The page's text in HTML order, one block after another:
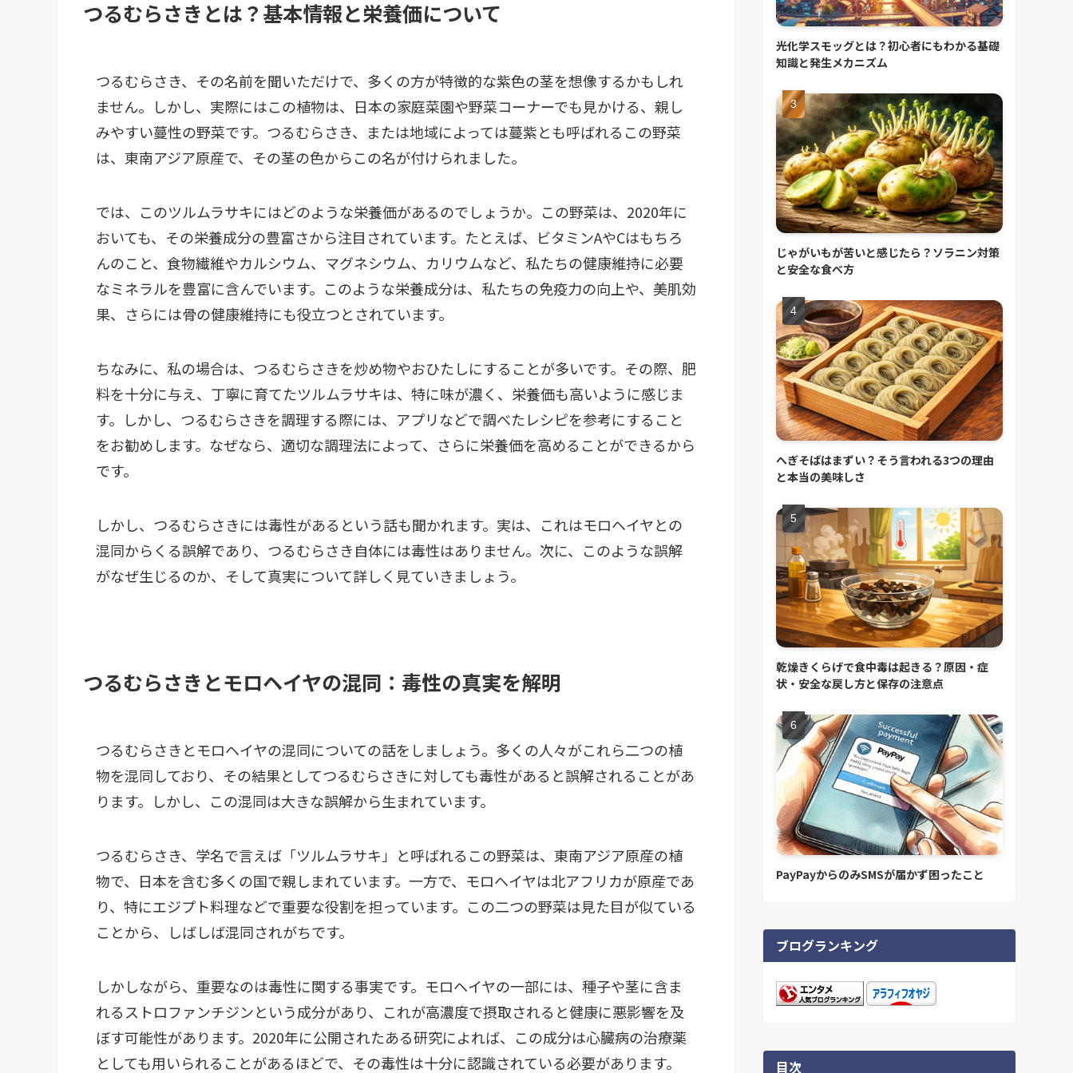
つるむらさきとは？基本情報と栄養価について
つるむらさき、その名前を聞いただけで、多くの方が特徴的な紫色の茎を想像するかもしれ
ません。しかし、実際にはこの植物は、日本の家庭菜園や野菜コーナーでも見かける、親し
みやすい蔓性の野菜です。つるむらさき、または地域によっては蔓紫とも呼ばれるこの野菜
は、東南アジア原産で、その茎の色からこの名が付けられました。
では、このツルムラサキにはどのような栄養価があるのでしょうか。この野菜は、2020年に
おいても、その栄養成分の豊富さから注目されています。たとえば、ビタミンAやCはもちろ
んのこと、食物繊維やカルシウム、マグネシウム、カリウムなど、私たちの健康維持に必要
なミネラルを豊富に含んでいます。このような栄養成分は、私たちの免疫力の向上や、美肌効
果、さらには骨の健康維持にも役立つとされています。
ちなみに、私の場合は、つるむらさきを炒め物やおひたしにすることが多いです。その際、肥
料を十分に与え、丁寧に育てたツルムラサキは、特に味が濃く、栄養価も高いように感じま
す。しかし、つるむらさきを調理する際には、アプリなどで調べたレシピを参考にすること
をお勧めします。なぜなら、適切な調理法によって、さらに栄養価を高めることができるから
です。
しかし、つるむらさきには毒性があるという話も聞かれます。実は、これはモロヘイヤとの
混同からくる誤解であり、つるむらさき自体には毒性はありません。次に、このような誤解
がなぜ生じるのか、そして真実について詳しく見ていきましょう。
つるむらさきとモロヘイヤの混同：毒性の真実を解明
つるむらさきとモロヘイヤの混同についての話をしましょう。多くの人々がこれら二つの植
物を混同しており、その結果としてつるむらさきに対しても毒性があると誤解されることがあ
ります。しかし、この混同は大きな誤解から生まれています。
つるむらさき、学名で言えば「ツルムラサキ」と呼ばれるこの野菜は、東南アジア原産の植
物で、日本を含む多くの国で親しまれています。一方で、モロヘイヤは北アフリカが原産であ
り、特にエジプト料理などで重要な役割を担っています。この二つの野菜は見た目が似ている
ことから、しばしば混同されがちです。
しかしながら、重要なのは毒性に関する事実です。モロヘイヤの一部には、種子や茎に含ま
れるストロファンチジンという成分があり、これが高濃度で摂取されると健康に悪影響を及
ぼす可能性があります。2020年に公開されたある研究によれば、この成分は心臓病の治療薬
としても用いられることがあるほどで、その毒性は十分に認識されている必要があります。
光化学スモッグとは？初心者にもわかる基礎
知識と発生メカニズム
じゃがいもが苦いと感じたら？ソラニン対策
と安全な食べ方
へぎそばはまずい？そう言われる3つの理由
と本当の美味しさ
乾燥きくらげで食中毒は起きる？原因・症
状・安全な戻し方と保存の注意点
PayPayからのみSMSが届かず困ったこと
ブログランキング
目次